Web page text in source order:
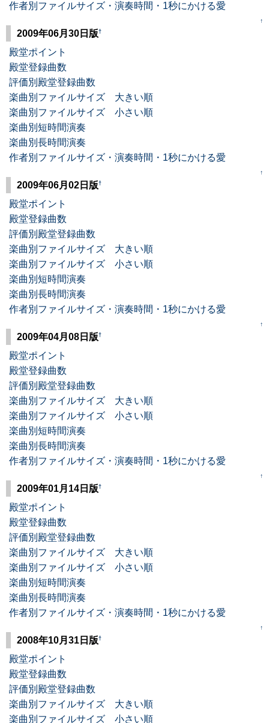
作者別ファイルサイズ・演奏時間・1秒にかける愛
↑
2009年06月30日版†
殿堂ポイント
殿堂登録曲数
評価別殿堂登録曲数
楽曲別ファイルサイズ 大きい順
楽曲別ファイルサイズ 小さい順
楽曲別短時間演奏
楽曲別長時間演奏
作者別ファイルサイズ・演奏時間・1秒にかける愛
↑
2009年06月02日版†
殿堂ポイント
殿堂登録曲数
評価別殿堂登録曲数
楽曲別ファイルサイズ 大きい順
楽曲別ファイルサイズ 小さい順
楽曲別短時間演奏
楽曲別長時間演奏
作者別ファイルサイズ・演奏時間・1秒にかける愛
↑
2009年04月08日版†
殿堂ポイント
殿堂登録曲数
評価別殿堂登録曲数
楽曲別ファイルサイズ 大きい順
楽曲別ファイルサイズ 小さい順
楽曲別短時間演奏
楽曲別長時間演奏
作者別ファイルサイズ・演奏時間・1秒にかける愛
↑
2009年01月14日版†
殿堂ポイント
殿堂登録曲数
評価別殿堂登録曲数
楽曲別ファイルサイズ 大きい順
楽曲別ファイルサイズ 小さい順
楽曲別短時間演奏
楽曲別長時間演奏
作者別ファイルサイズ・演奏時間・1秒にかける愛
↑
2008年10月31日版†
殿堂ポイント
殿堂登録曲数
評価別殿堂登録曲数
楽曲別ファイルサイズ 大きい順
楽曲別ファイルサイズ 小さい順